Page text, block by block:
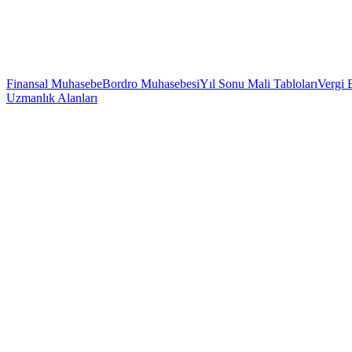
Finansal MuhasebeBordro MuhasebesiYıl Sonu Mali TablolarıVergi
Uzmanlık Alanları